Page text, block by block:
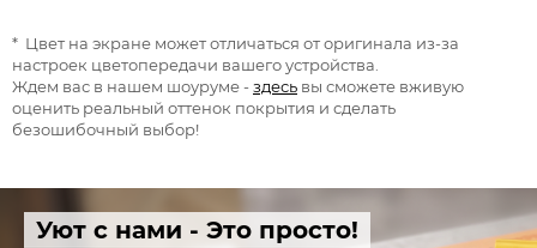
* Цвет на экране может отличаться от оригинала из-за
настроек цветопередачи вашего устройства.
Ждем вас в нашем шоуруме -здесь вы сможете вживую
оценить реальный оттенок покрытия и сделать
безошибочный выбор!
Уют с нами - Это просто!